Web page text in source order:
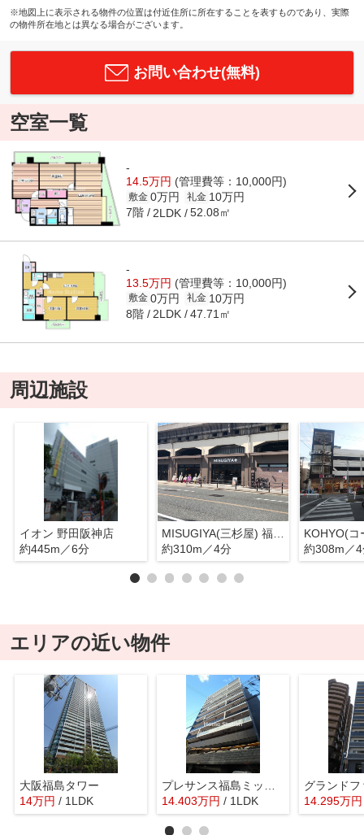
※地図上に表示される物件の位置は付近住所に所在することを表すものであり、実際
の物件所在地とは異なる場合がございます。
お問い合わせ(無料)
空室一覧
-
14.5万円 (管理費等：10,000円)
敷金 0万円 礼金 10万円
7階 2LDK 52.08㎡
-
13.5万円 (管理費等：10,000円)
敷金 0万円 礼金 10万円
8階 2LDK 47.71㎡
周辺施設
イオン 野田阪神店
約445m／6分
MISUGIYA(三杉屋) 福島店
約310m／4分
約308m／
エリアの近い物件
大阪福島タワー
14万円 / 1LDK
14.403万円 / 1LDK 14.295万円